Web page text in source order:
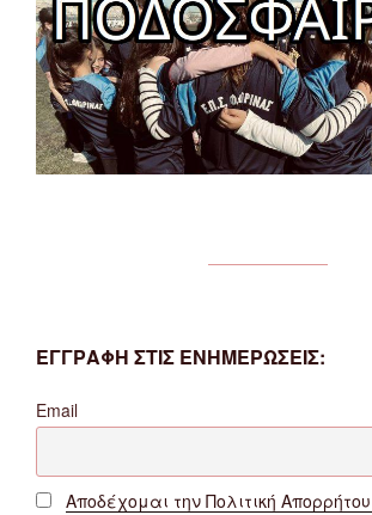
ΕΓΓΡΑΦΗ ΣΤΙΣ ΕΝΗΜΕΡΩΣΕΙΣ:
Email
Αποδέχομαι την Πολιτική